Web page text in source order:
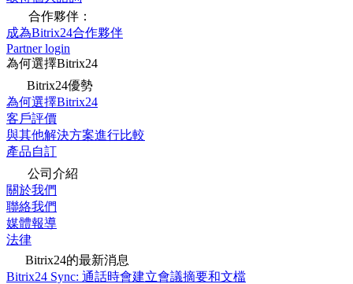
合作夥伴：
成為Bitrix24合作夥伴
Partner login
為何選擇Bitrix24
Bitrix24優勢
為何選擇Bitrix24
客戶評價
與其他解決方案進行比較
產品自訂
公司介紹
關於我們
聯絡我們
媒體報導
法律
Bitrix24的最新消息
Bitrix24 Sync: 通話時會建立會議摘要和文檔